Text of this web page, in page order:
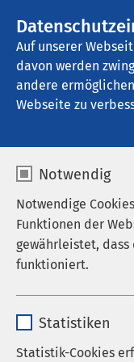
Auf unserer
davon werden
andere
Webseite zu
Notwendig
Notwendige
Funktionen der
gewährleistet,
funktioniert.
Anbieter
Statistiken
Statistik-Cookies
AMEOS Reha
Das AMEOS
allen
und privaten
auch mit anderen